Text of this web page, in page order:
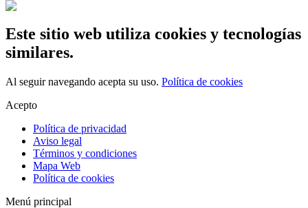
Este sitio web utiliza cookies y tecnologías
similares.
Al seguir navegando acepta su uso. Política de cookies
Acepto
Política de privacidad
Aviso legal
Términos y condiciones
Mapa Web
Política de cookies
Menú principal